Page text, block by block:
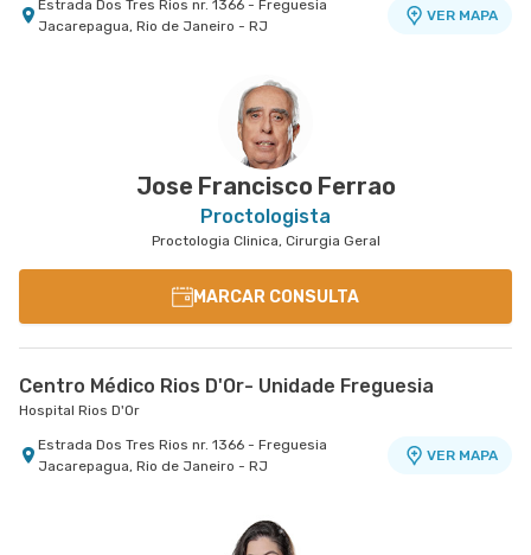
Estrada Dos Tres Rios nr. 1366 - Freguesia
Jacarepagua, Rio de Janeiro - RJ
VER MAPA
Rua Soares Caldeira nr. 142 Lojas A e B -
Madureira, Rio de Janeiro - RJ
Jose Francisco Ferrao
Proctologista
Proctologia Clinica, Cirurgia Geral
MARCAR CONSULTA
Centro Médico Rios D'Or- Unidade Freguesia
Hospital Rios D'Or
Estrada Dos Tres Rios nr. 1366 - Freguesia
Jacarepagua, Rio de Janeiro - RJ
VER MAPA